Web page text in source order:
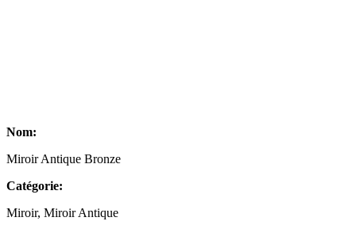
Nom:
Miroir Antique Bronze
Catégorie:
Miroir, Miroir Antique